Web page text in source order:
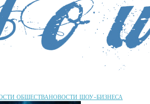
ОБЩЕСТВАНОВОСТИ ШОУ-БИЗНЕСА